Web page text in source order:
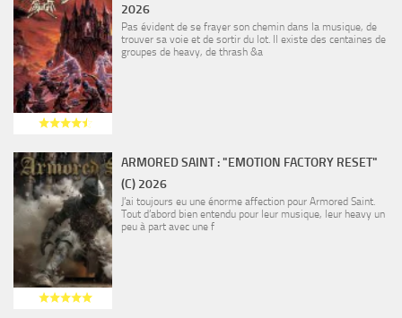
2026
Pas évident de se frayer son chemin dans la musique, de
trouver sa voie et de sortir du lot. Il existe des centaines de
groupes de heavy, de thrash &a
ARMORED SAINT : "EMOTION FACTORY RESET"
(C) 2026
J’ai toujours eu une énorme affection pour Armored Saint.
Tout d’abord bien entendu pour leur musique, leur heavy un
peu à part avec une f